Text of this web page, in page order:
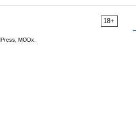
18+
MODx.